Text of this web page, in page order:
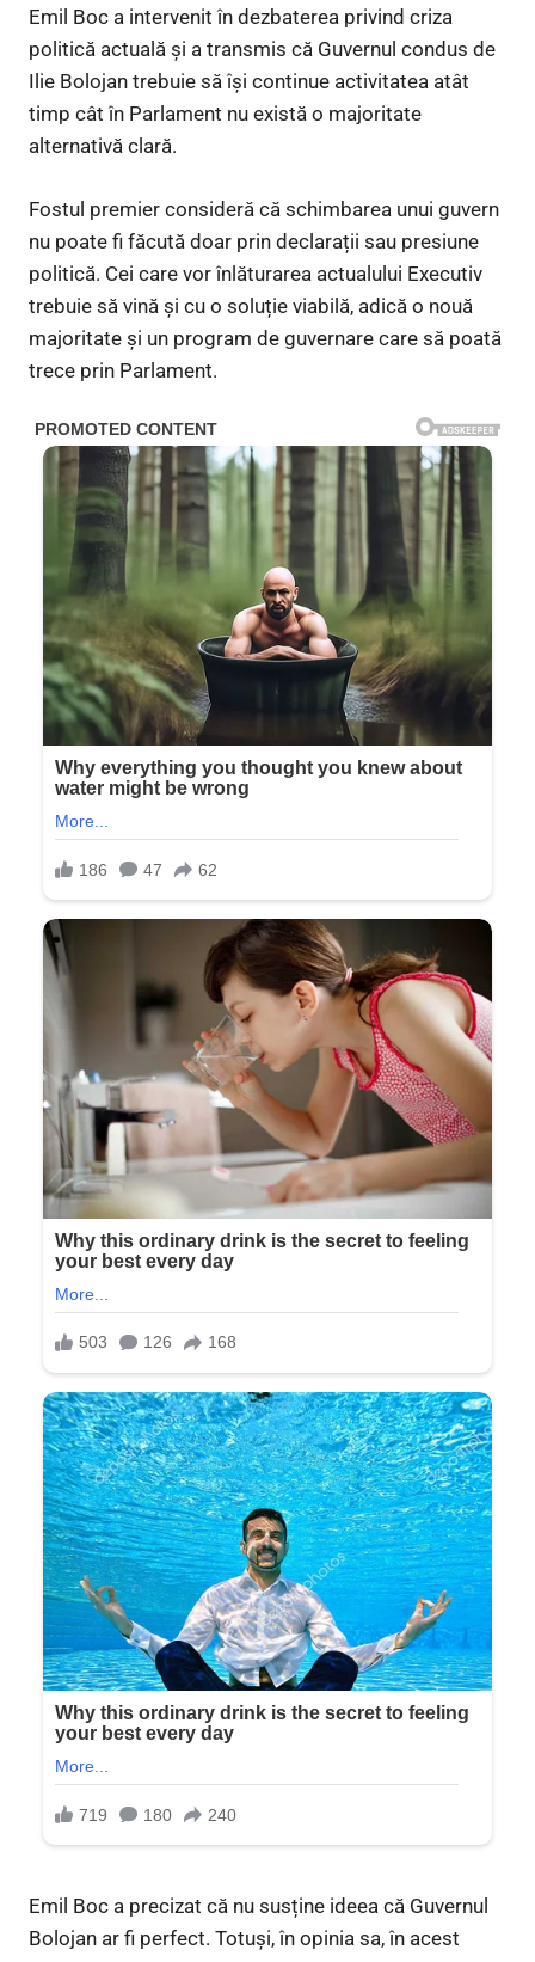
Emil Boc a intervenit în dezbaterea privind criza
politică actuală și a transmis că Guvernul condus de
Ilie Bolojan trebuie să își continue activitatea atât
timp cât în Parlament nu există o majoritate
alternativă clară.
Fostul premier consideră că schimbarea unui guvern
nu poate fi făcută doar prin declarații sau presiune
politică. Cei care vor înlăturarea actualului Executiv
trebuie să vină și cu o soluție viabilă, adică o nouă
majoritate și un program de guvernare care să poată
trece prin Parlament.
Emil Boc a precizat că nu susține ideea că Guvernul
Bolojan ar fi perfect. Totuși, în opinia sa, în acest